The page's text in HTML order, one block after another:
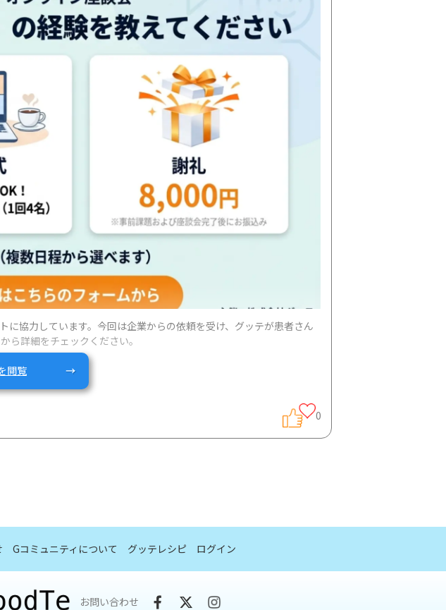
協力しています。今回は企業からの依頼を受け、グッテが患者さん
ら詳細をチェックください。
閲覧
0
Gコミュニティについて グッテレシピ ログイン
お問い合わせ